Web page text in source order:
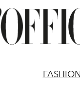
FASHION